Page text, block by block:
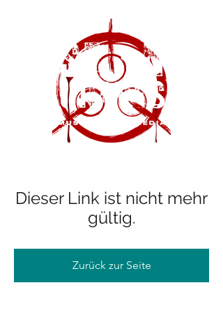
Dieser Link ist nicht mehr
gültig.
Zurück zur Seite